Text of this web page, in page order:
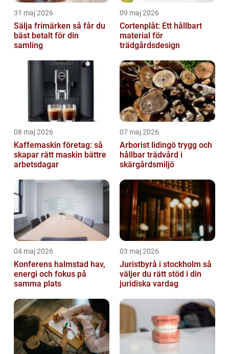
31 maj 2026
Sälja frimärken så får du
bäst betalt för din
samling
09 maj 2026
Cortenplåt: Ett hållbart
material för
trädgårdsdesign
08 maj 2026
Kaffemaskin företag: så
skapar rätt maskin bättre
arbetsdagar
07 maj 2026
Arborist lidingö trygg och
hållbar trädvård i
skärgårdsmiljö
04 maj 2026
Konferens halmstad hav,
energi och fokus på
samma plats
03 maj 2026
Juristbyrå i stockholm så
väljer du rätt stöd i din
juridiska vardag